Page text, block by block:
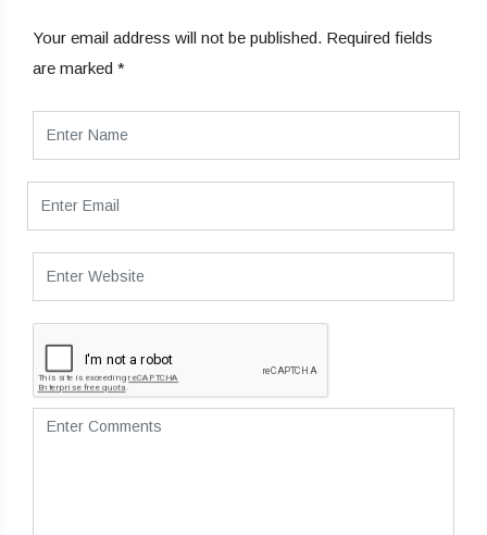
Your email address will not be published. Required fields
are marked *